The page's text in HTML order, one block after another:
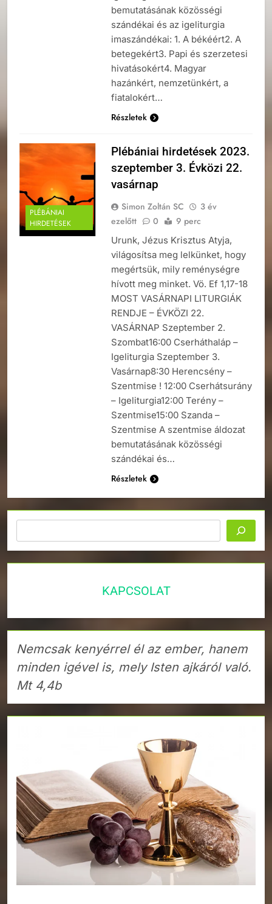
bemutatásának közösségi
szándékai és az igeliturgia
imaszándékai: 1. A békéért2. A
betegekért3. Papi és szerzetesi
hivatásokért4. Magyar
hazánkért, nemzetünkért, a
fiatalokért…
Részletek
PLÉBÁNIAI
HIRDETÉSEK
Plébániai hirdetések 2023.
szeptember 3. Évközi 22.
vasárnap
Simon Zoltán SC
3 év
ezelőtt
0 9 perc
Urunk, Jézus Krisztus Atyja,
világosítsa meg lelkünket, hogy
megértsük, mily reménységre
hívott meg minket. Vö. Ef 1,17-18
MOST VASÁRNAPI LITURGIÁK
RENDJE – ÉVKÖZI 22.
VASÁRNAP Szeptember 2.
Szombat16:00 Cserháthaláp –
Igeliturgia Szeptember 3.
Vasárnap8:30 Herencsény –
Szentmise ! 12:00 Cserhátsurány
– Igeliturgia12:00 Terény –
Szentmise15:00 Szanda –
Szentmise A szentmise áldozat
bemutatásának közösségi
szándékai és…
Részletek
KAPCSOLAT
Nemcsak kenyérrel él az ember, hanem
minden igével is, mely Isten ajkáról való.
Mt 4,4b